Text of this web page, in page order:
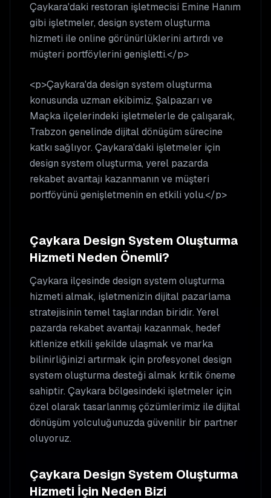
Çaykara'daki restoran işletmecisi Emine Hanım
gibi işletmeler, design system oluşturma
hizmeti ile online görünürlüklerini artırdı ve
müşteri portföylerini genişletti.</p>
<p>Çaykara'da design system oluşturma
konusunda uzman ekibimiz, Şalpazarı ve
Maçka ilçelerindeki işletmelerle de çalışarak,
Trabzon genelinde dijital dönüşüm sürecine
katkı sağlıyor. Çaykara'daki işletmeler için
design system oluşturma, yerel pazarda
rekabet avantajı kazanmanın ve müşteri
portföyünü genişletmenin en etkili yolu.</p>
Çaykara Design System Oluşturma
Hizmeti Neden Önemli?
Çaykara ilçesindedesign system oluşturma
hizmeti almak, işletmenizin dijital pazarlama
stratejisinin temel taşlarından biridir. Yerel
pazarda rekabet avantajı kazanmak, hedef
kitlenize etkili şekilde ulaşmak ve marka
bilinirliğinizi artırmak için profesyoneldesign
system oluşturmadesteği almak kritik öneme
sahiptir. Çaykara bölgesindeki işletmeler için
özel olarak tasarlanmış çözümlerimiz ile dijital
dönüşüm yolculuğunuzda güvenilir bir partner
oluyoruz.
Çaykara Design System Oluşturma
Hizmeti İçin Neden Bizi